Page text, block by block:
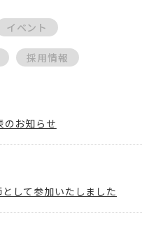
イベント
採用情報
お知らせ
して参加いたしました